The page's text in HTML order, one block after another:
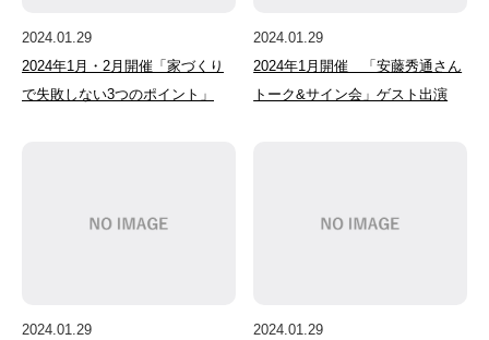
2024.01.29
2024年1月・2月開催「家づくり
で失敗しない3つのポイント」
2024.01.29
2024年1月開催 「安藤秀通さん
トーク&サイン会」ゲスト出演
2024.01.29
2024.01.29